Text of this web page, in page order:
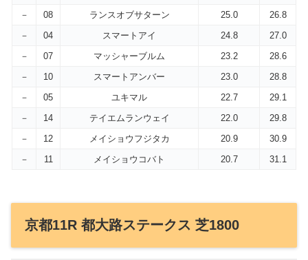
－
08 ランスオブサターン 25.0
26.8
－
04 スマートアイ 24.8
27.0
－
07 マッシャーブルム 23.2
28.6
－
10 スマートアンバー 23.0
28.8
－
05 ユキマル 22.7
29.1
－
14 テイエムランウェイ 22.0
29.8
－
12 メイショウフジタカ 20.9
30.9
－
11 メイショウコバト 20.7 31.1
京都11R 都大路ステークス 芝1800